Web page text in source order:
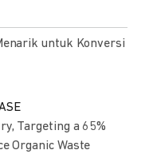
untuk Konversi
Targeting a 65%
Organic Waste